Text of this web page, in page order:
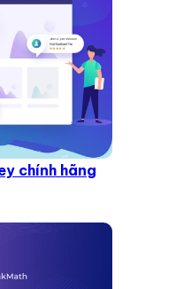
chính hãng